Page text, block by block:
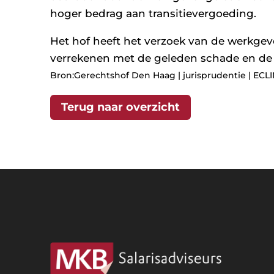
hoger bedrag aan transitievergoeding.
Het hof heeft het verzoek van de
verrekenen met de geleden schade en
Bron:Gerechtshof Den Haag | jurisprudentie |
Terug naar overzicht